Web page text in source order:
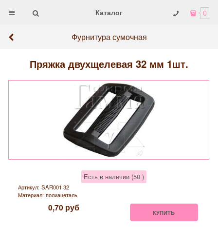
Каталог 0
Фурнитура сумочная
Пряжка двухщелевая 32 мм 1шт.
Есть в наличии (50 )
Артикул: SAR001 32
Материал: полиацеталь
0,70 руб КУПИТЬ